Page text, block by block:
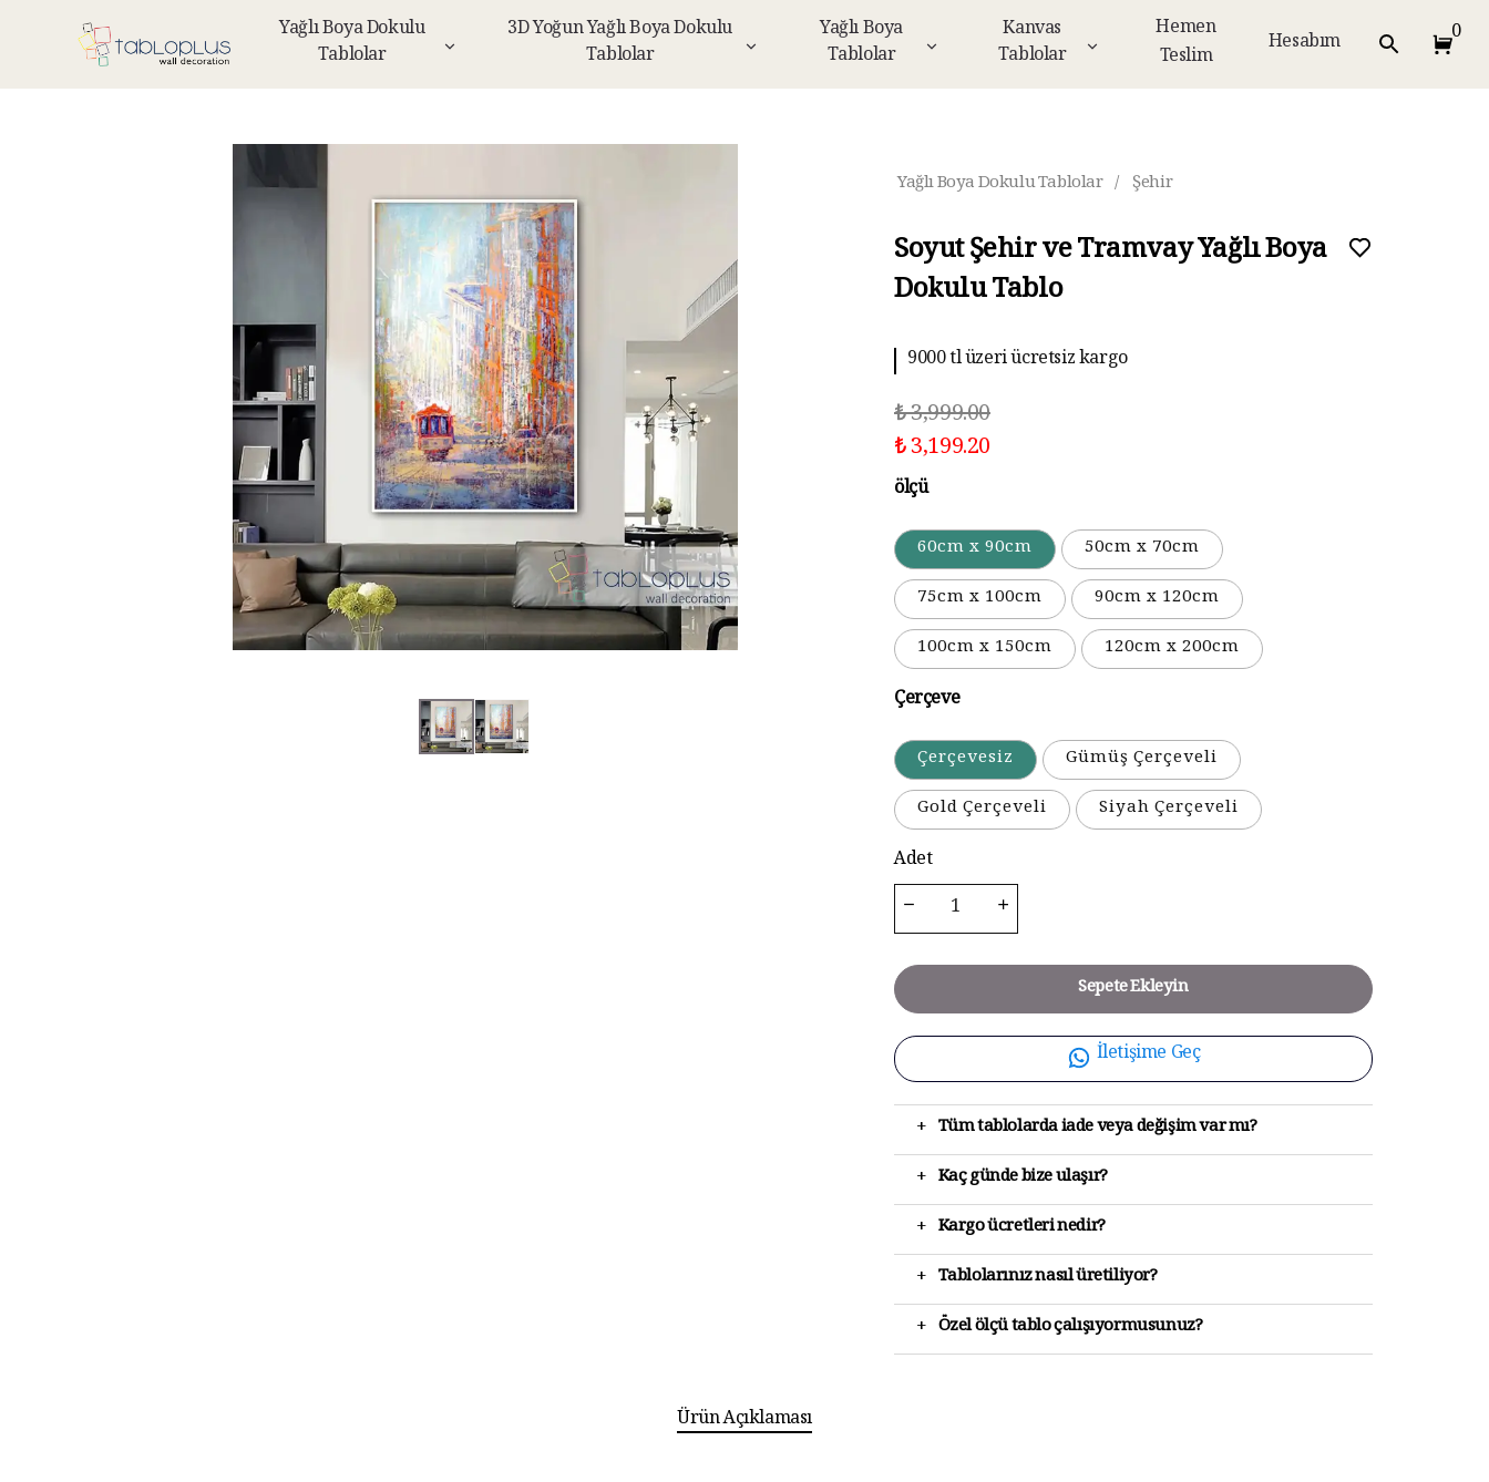
Yağlı Boya Dokulu
Tablolar
3D Yoğun Yağlı Boya Dokulu
Tablolar
Yağlı Boya
Tablolar
Kanvas
Tablolar
Hemen
Teslim
Hesabım 0
Yağlı Boya Dokulu Tablolar / Şehir
Soyut Şehir ve Tramvay Yağlı Boya
Dokulu Tablo
9000 tl üzeri ücretsiz kargo
₺ 3,999.00
₺ 3,199.20
ölçü
60cm x 90cm
50cm x 70cm
75cm x 100cm
90cm x 120cm
100cm x 150cm
120cm x 200cm
Çerçeve
Çerçevesiz
Gümüş Çerçeveli
Gold Çerçeveli
Siyah Çerçeveli
Adet
Sepete Ekleyin
İletişime Geç
+ Tüm tablolarda iade veya değişim var mı?
+ Kaç günde bize ulaşır?
+ Kargo ücretleri nedir?
+ Tablolarınız nasıl üretiliyor?
+ Özel ölçü tablo çalışıyormusunuz?
Ürün Açıklaması